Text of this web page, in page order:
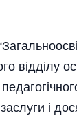
відділу
і